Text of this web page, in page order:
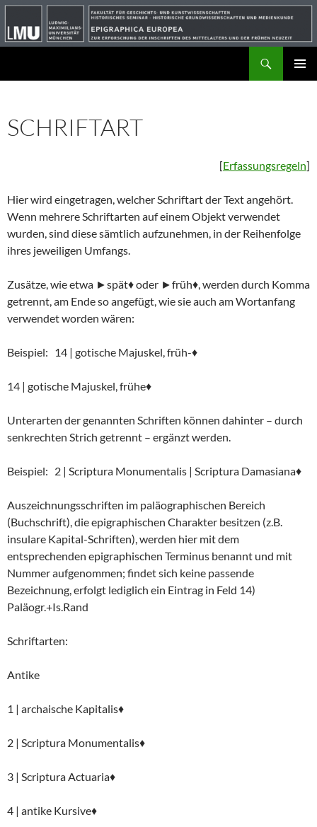
SCHRIFTART
[Erfassungsregeln]
Hier wird eingetragen, welcher Schriftart der Text angehört.
Wenn mehrere Schriftarten auf einem Objekt verwendet
wurden, sind diese sämtlich aufzunehmen, in der Reihenfolge
ihres jeweiligen Umfangs.
Zusätze, wie etwa ►spät♦ oder ►früh♦, werden durch Komma
getrennt, am Ende so angefügt, wie sie auch am Wortanfang
verwendet worden wären:
Beispiel: 14 | gotische Majuskel, früh-♦
14 | gotische Majuskel, frühe♦
Unterarten der genannten Schriften können dahinter – durch
senkrechten Strich getrennt – ergänzt werden.
Beispiel: 2 | Scriptura Monumentalis | Scriptura Damasiana♦
Auszeichnungsschriften im paläographischen Bereich
(Buchschrift), die epigraphischen Charakter besitzen (z.B.
insulare Kapital-Schriften), werden hier mit dem
entsprechenden epigraphischen Terminus benannt und mit
Nummer aufgenommen; findet sich keine passende
Bezeichnung, erfolgt lediglich ein Eintrag in Feld 14)
Paläogr.+Is.Rand
Schriftarten:
Antike
1 | archaische Kapitalis♦
2 | Scriptura Monumentalis♦
3 | Scriptura Actuaria♦
4 | antike Kursive♦